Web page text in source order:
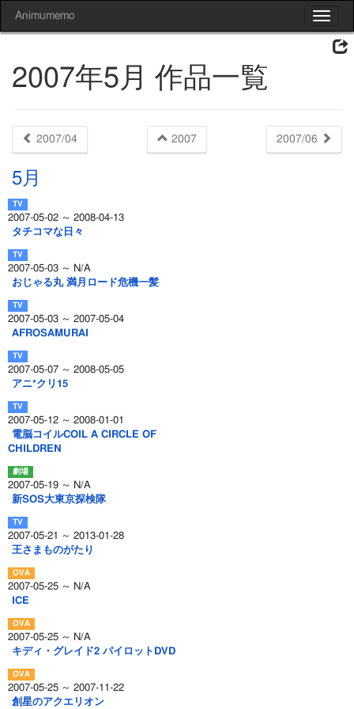
Toggle
Animumemo
2007年5月 作品一覧
2007/04 2007 2007/06
5月
2007-05-02 ～ 2008-04-13
タチコマな日々
2007-05-03 ～ N/A
おじゃる丸 満月ロード危機一髪
2007-05-03 ～ 2007-05-04
AFROSAMURAI
2007-05-07 ～ 2008-05-05
アニ*クリ15
2007-05-12 ～ 2008-01-01
電脳コイルCOIL A CIRCLE OF
CHILDREN
2007-05-19 ～ N/A
新SOS大東京探検隊
2007-05-21 ～ 2013-01-28
王さまものがたり
2007-05-25 ～ N/A
ICE
2007-05-25 ～ N/A
キディ・グレイド2 パイロットDVD
2007-05-25 ～ 2007-11-22
創星のアクエリオン